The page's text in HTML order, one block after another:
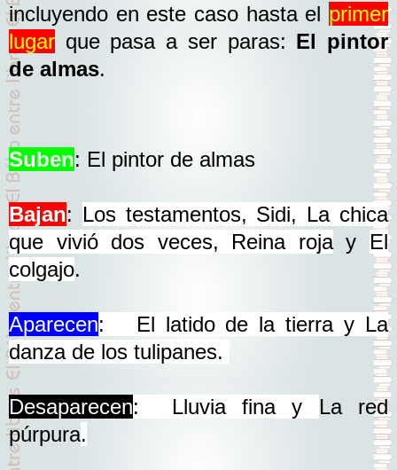
incluyendo en este caso hasta el primer
lugar que pasa a ser paras: El pintor
de almas.
Suben: El pintor de almas
Bajan: Los testamentos, Sidi, La chica
que vivió dos veces, Reina rojay El
colgajo.
Aparecen: El latido de la tierra y La
danza de los tulipanes.
Desaparecen: Lluvia fina y La red
púrpura.